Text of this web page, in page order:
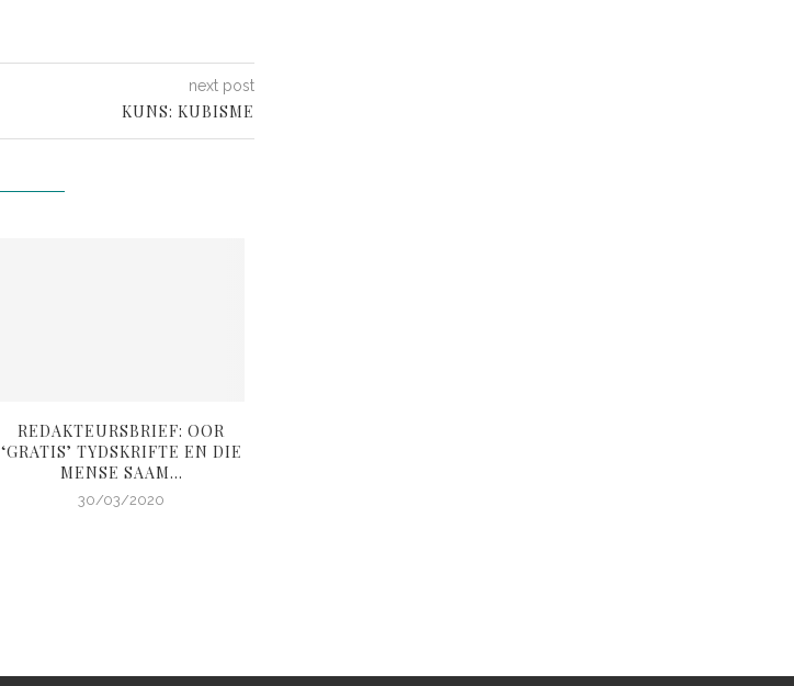
next post
KUNS: KUBISME
REDAKTEURSBRIEF: OOR
‘GRATIS’ TYDSKRIFTE EN DIE
MENSE SAAM...
30/03/2020